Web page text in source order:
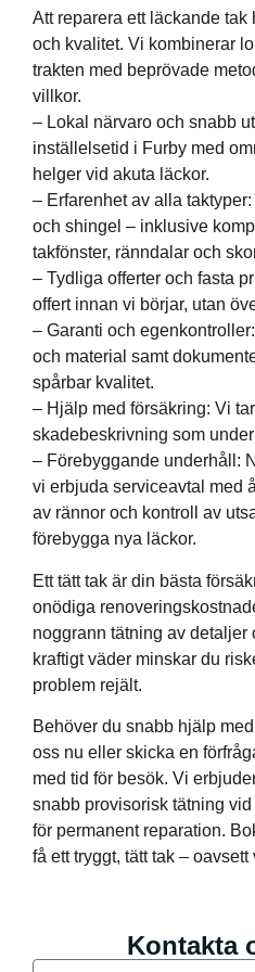
Att reparera ett läckande
och kvalitet. Vi kombinerar
trakten med beprövade
villkor.
– Lokal närvaro och snabb
inställelsetid i Furby med
helger vid akuta läckor.
– Erfarenhet av alla
och shingel – inklusive
takfönster, ränndalar och
– Tydliga offerter och fasta
offert innan vi börjar, utan
– Garanti och
och material samt
spårbar kvalitet.
– Hjälp med försäkring: Vi
skadebeskrivning som
– Förebyggande underhåll:
vi erbjuda serviceavtal med
av rännor och kontroll av
förebygga nya läckor.
Ett tätt tak är din bästa
onödiga
noggrann tätning av detaljer
kraftigt väder minskar du
problem rejält.
Behöver du snabb hjälp
oss nu eller skicka en
med tid för besök. Vi
snabb provisorisk tätning
för permanent reparation.
få ett tryggt, tätt tak – oavsett
Kontakta